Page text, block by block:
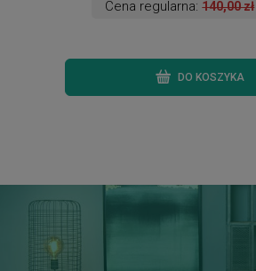
Cena regularna:140,00 zł
DO KOSZYKA